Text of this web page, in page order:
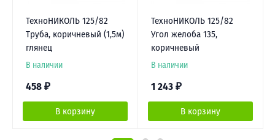
ТехноНИКОЛЬ 125/82
Труба, коричневый (1,5м)
глянец
В наличии
458 ₽
В корзину
ТехноНИКОЛЬ 125/82
Угол желоба 135,
коричневый
В наличии
1 243 ₽
В корзину